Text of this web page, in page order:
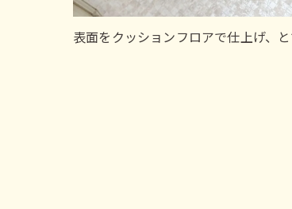
表面をクッションフロアで仕上げ、